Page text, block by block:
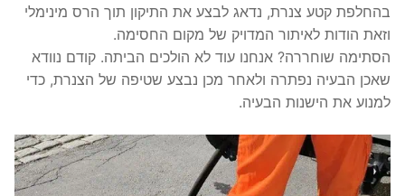
בהחלפת קטע צנרת, נדאג לבצע את התיקון תוך הרס מינימלי
וזאת הודות לאיתור המדויק של מקום החסימה.
הסתימה שוחררה? אנחנו עוד לא הולכים הביתה. קודם נוודא
שאכן הבעיה נפתרה ולאחר מכן נבצע שטיפה של הצנרת, כדי
למנוע את הישנות הבעיה.